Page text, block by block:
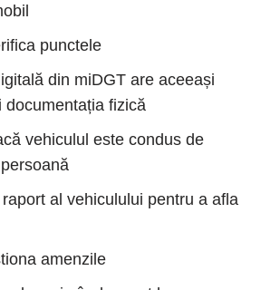
punctele
din miDGT are aceeași
documentația fizică
vehiculul este condus de
al vehiculului pentru a afla
amenzile